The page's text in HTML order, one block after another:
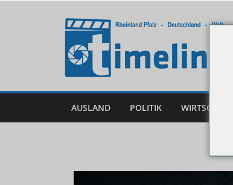
AUSLAND POLITIK WIRTSCHAFT